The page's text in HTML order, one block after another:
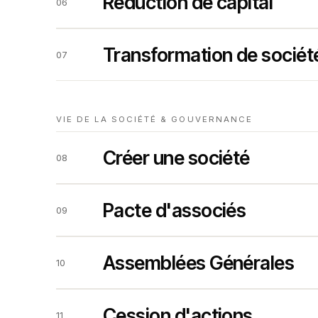
07 Transformation de
VIE DE LA SOCIÉTÉ & GOUVERNANCE
08 Créer une société
09 Pacte d'associés
10 Assemblées Générales
11